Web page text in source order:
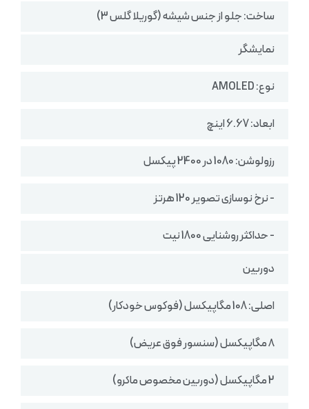
ساخت: جلو از جنس شیشه (گوریلا گلس 3)
نمایشگر
نوع: AMOLED
ابعاد: 6.67 اینچ
رزولوشن: 1080 در 2400 پیکسل
- نرخ نوسازی تصویر 120 هرتز
- حداکثر روشنایی 1800 نیت
دوربین
اصلی: 108 مگاپیکسل (فوکوس خودکار)
۸ مگاپیکسل (سنسور فوق عریض)
2 مگاپیکسل (دوربین مخصوص ماکرو)